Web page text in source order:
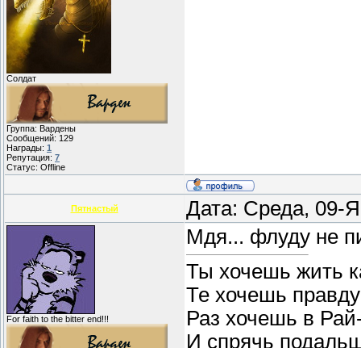
Солдат
Группа: Вардены
Сообщений: 129
Награды: 1
Репутация: 7
Статус: Offline
Пятнастый Дата: Среда, 09-
For faith to the bitter end!!!
Мдя... флуду не
Ты хочешь жить
Те хочешь правду
Раз хочешь в
И спрячь